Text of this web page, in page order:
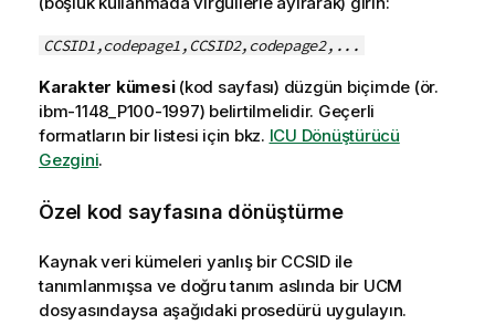
CCSID1,codepage1,CCSID2,codepage2,...
Karakter kümesi(kod sayfası) düzgün biçimde (ör.
ibm-1148_P100-1997) belirtilmelidir. Geçerli
formatların bir listesi için bkz. ICU Dönüştürücü
Gezgini.
Özel kod sayfasına dönüştürme
Kaynak veri kümeleri yanlış bir CCSID ile
tanımlanmışsa ve doğru tanım aslında bir UCM
dosyasındaysa aşağıdaki prosedürü uygulayın.